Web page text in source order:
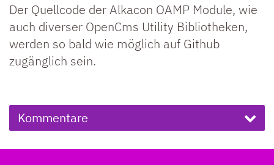
Der Quellcode der Alkacon OAMP Module, wie
auch diverser OpenCms Utility Bibliotheken,
werden so bald wie möglich auf Github
zugänglich sein.
Kommentare